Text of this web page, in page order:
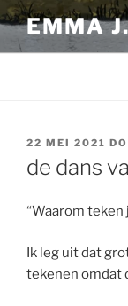
Ga
naar
de
EMMA
GEPLAATST
OP
22 MEI 2021
de dans
“Waarom teken
Ik leg uit dat
tekenen omdat